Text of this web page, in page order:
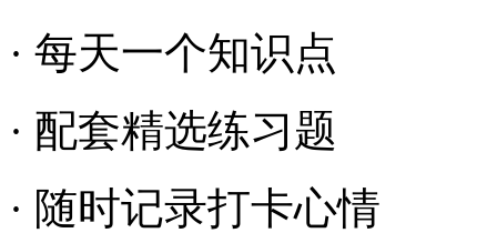
· 每天一个知识点
· 配套精选练习题
· 随时记录打卡心情